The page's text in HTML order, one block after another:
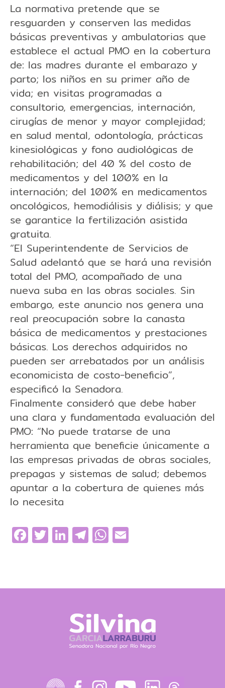
La normativa pretende que se
resguarden y conserven las medidas
básicas preventivas y ambulatorias que
establece el actual PMO en la cobertura
de: las madres durante el embarazo y
parto; los niños en su primer año de
vida; en visitas programadas a
consultorio, emergencias, internación,
cirugías de menor y mayor complejidad;
en salud mental, odontología, prácticas
kinesiológicas y fono audiológicas de
rehabilitación; del 40 % del costo de
medicamentos y del 100% en la
internación; del 100% en medicamentos
oncológicos, hemodiálisis y diálisis; y que
se garantice la fertilización asistida
gratuita.
“El Superintendente de Servicios de
Salud adelantó que se hará una revisión
total del PMO, acompañado de una
nueva suba en las obras sociales. Sin
embargo, este anuncio nos genera una
real preocupación sobre la canasta
básica de medicamentos y prestaciones
básicas. Los derechos adquiridos no
pueden ser arrebatados por un análisis
economicista de costo-beneficio”,
especificó la Senadora.
Finalmente consideró que debe haber
una clara y fundamentada evaluación del
PMO: “No puede tratarse de una
herramienta que beneficie únicamente a
las empresas privadas de obras sociales,
prepagas y sistemas de salud; debemos
apuntar a la cobertura de quienes más
lo necesita
Facebook
Twitter
LinkedIn
Telegram
WhatsApp